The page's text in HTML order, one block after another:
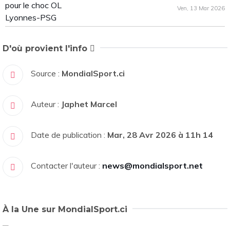
Ven, 13 Mar 2026
D'où provient l'info
Source : MondialSport.ci
Auteur : Japhet Marcel
Date de publication : Mar, 28 Avr 2026 à 11h 14
Contacter l'auteur : news@mondialsport.net
À la Une sur MondialSport.ci